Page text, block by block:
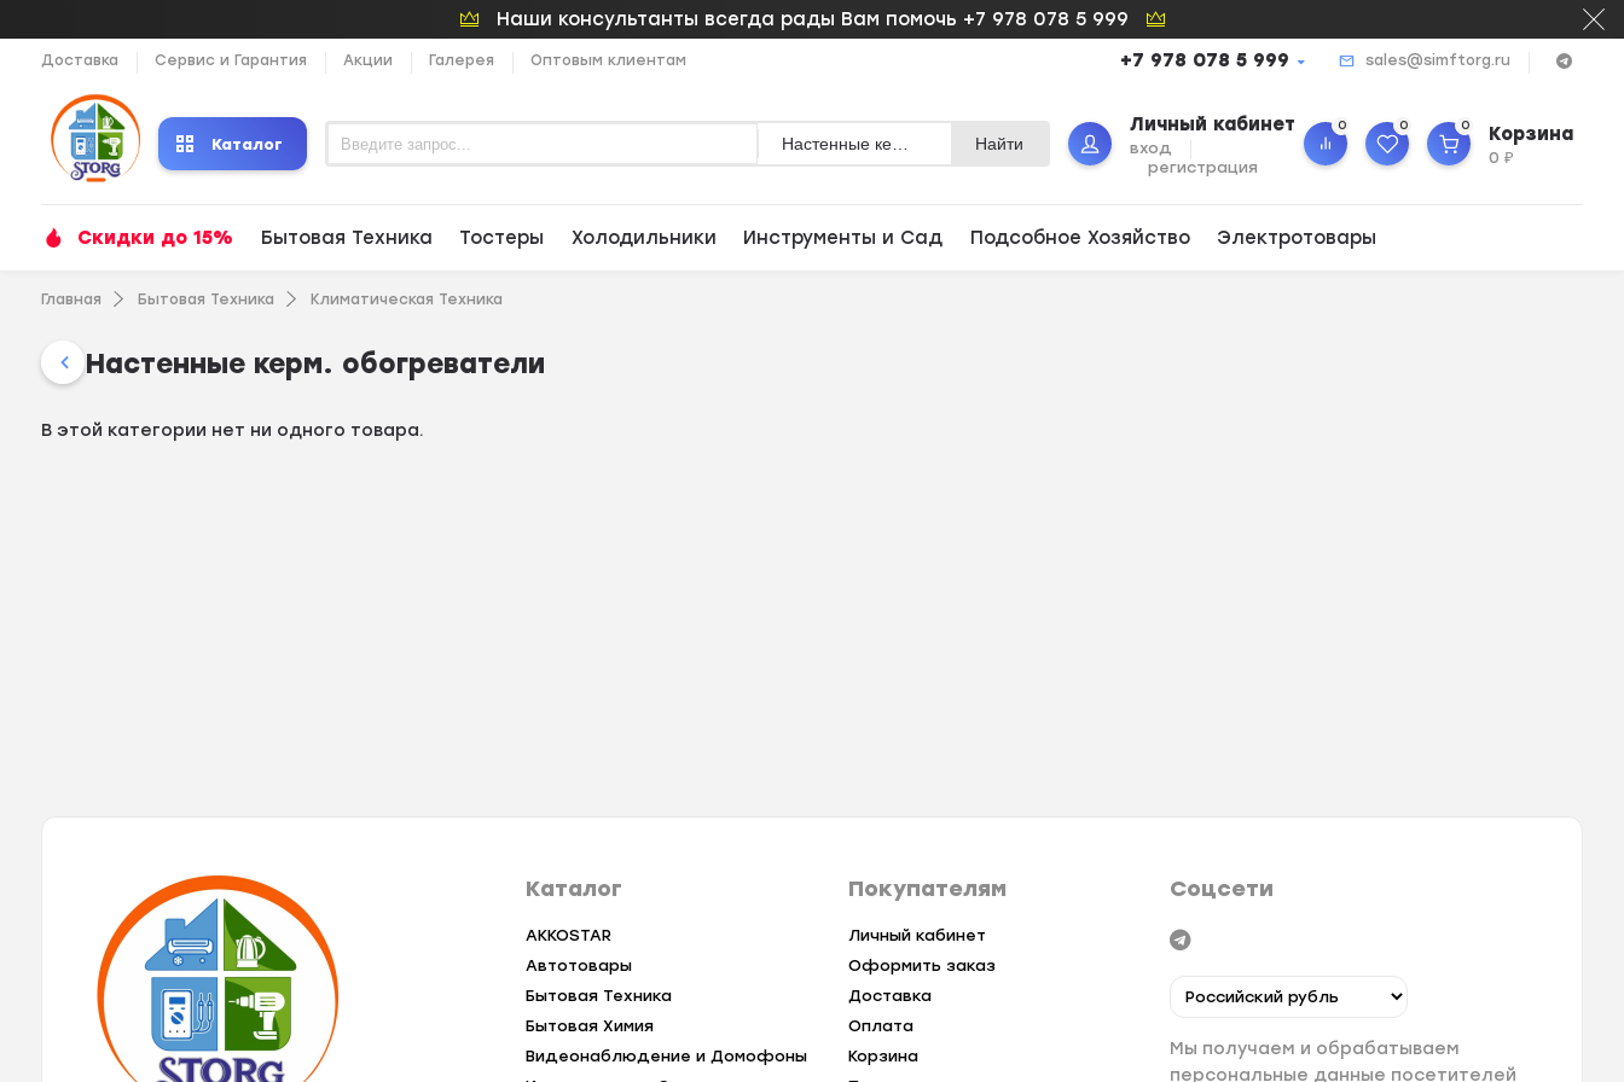
Наши консультанты всегда рады Вам помочь +7 978 078 5 999
Доставка Сервис и Гарантия Акции Галерея Оптовым клиентам +7 978 078 5 999 sales@simftorg.ru
Каталог Найти
Личный кабинет
вход
регистрация
0 0 0 Корзина
0₽
Скидки до 15% Бытовая Техника Тостеры Холодильники Инструменты и Сад Подсобное Хозяйство Электротовары
Главная Бытовая Техника Климатическая Техника
Настенные керм. обогреватели
В этой категории нет ни одного товара.
Каталог
AKKOSTAR
Автотовары
Бытовая Техника
Бытовая Химия
Видеонаблюдение и Домофоны
Покупателям
Личный кабинет
Оформить заказ
Доставка
Оплата
Корзина
Соцсети
Мы получаем и обрабатываем
персональные данные посетителей